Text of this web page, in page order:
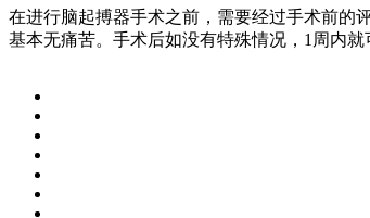
在进行脑起搏器手术之前，需要经过手术前的
基本无痛苦。手术后如没有特殊情况，1周内